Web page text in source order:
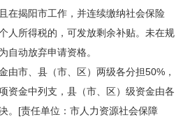
在揭阳市工作，并连续缴纳社会保险
人所得税的，可发放剩余补贴。未在规
自动放弃申请资格。
市、县（市、区）两级各分担50%，
资金中列支，县（市、区）级资金由各
。[责任单位：市人力资源社会保障